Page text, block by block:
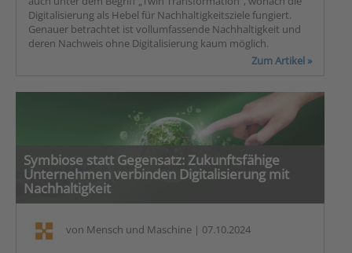
Digitalisierung als Hebel für Nachhaltigkeitsziele fungiert.
Genauer betrachtet ist vollumfassende Nachhaltigkeit und
deren Nachweis ohne Digitalisierung kaum möglich.
Zum Artikel »
Symbiose statt Gegensatz: Zukunftsfähige
Unternehmen verbinden Digitalisierung mit
Nachhaltigkeit
von Mensch und Maschine | 07.10.2024